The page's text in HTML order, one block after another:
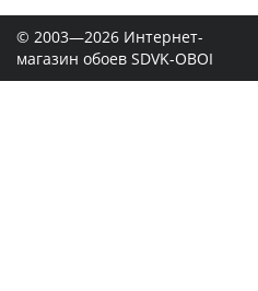
© 2003—2026 Интернет-
магазин обоев SDVK-OBOI